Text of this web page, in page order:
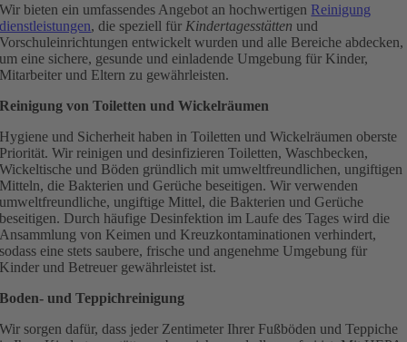
Wir bieten ein umfassendes Angebot an hochwertigen Reinigung
dienstleistungen, die speziell für Kindertagesstätten und
Vorschuleinrichtungen entwickelt wurden und alle Bereiche abdecken,
um eine sichere, gesunde und einladende Umgebung für Kinder,
Mitarbeiter und Eltern zu gewährleisten.
Reinigung von Toiletten und Wickelräumen
Hygiene und Sicherheit haben in Toiletten und Wickelräumen oberste
Priorität. Wir reinigen und desinfizieren Toiletten, Waschbecken,
Wickeltische und Böden gründlich mit umweltfreundlichen, ungiftigen
Mitteln, die Bakterien und Gerüche beseitigen. Wir verwenden
umweltfreundliche, ungiftige Mittel, die Bakterien und Gerüche
beseitigen. Durch häufige Desinfektion im Laufe des Tages wird die
Ansammlung von Keimen und Kreuzkontaminationen verhindert,
sodass eine stets saubere, frische und angenehme Umgebung für
Kinder und Betreuer gewährleistet ist.
Boden- und Teppichreinigung
Wir sorgen dafür, dass jeder Zentimeter Ihrer Fußböden und Teppiche